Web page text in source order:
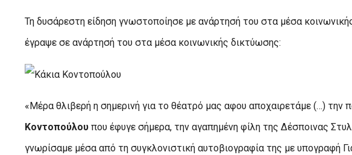
Τη δυσάρεστη είδηση γνωστοποίησε με ανάρτησή του στα μέσα
έγραψε σε ανάρτησή του στα μέσα κοινωνικής δικτύωσης:
«Μέρα θλιβερή η σημερινή για το θέατρό μας αφου αποχαιρετάμε (…) την
Κοντοπούλου που έφυγε σήμερα, την αγαπημένη φίλη της Δέσποινας
γνωρίσαμε μέσα από τη συγκλονιστική αυτοβιογραφία της με υπογραφή